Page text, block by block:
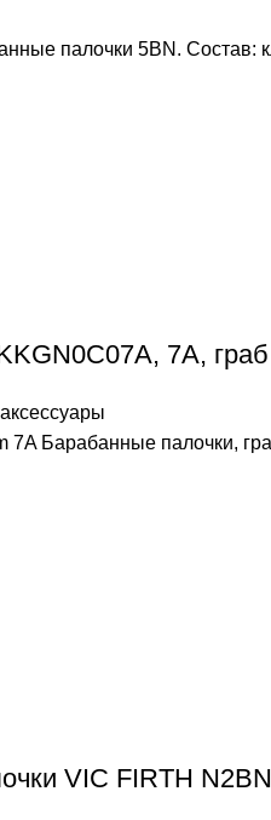
палочки 5BN. Состав:
7A, граб
7A Барабанные палочки,
VIC FIRTH